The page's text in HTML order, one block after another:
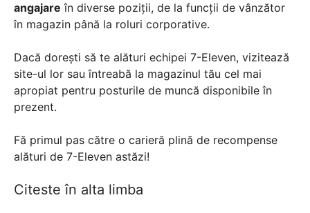
angajare în diverse poziții, de la funcții de vânzător
în magazin până la roluri corporative.
Dacă dorești să te alături echipei 7-Eleven, vizitează
site-ul lor sau întreabă la magazinul tău cel mai
apropiat pentru posturile de muncă disponibile în
prezent.
Fă primul pas către o carieră plină de recompense
alături de 7-Eleven astăzi!
Citeste în alta limba